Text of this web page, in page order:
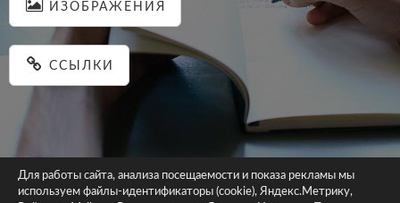
ИЗОБРАЖЕНИЯ
ССЫЛКИ
Для работы сайта, анализа посещаемости и показа рекламы мы
используем файлы-идентификаторы (cookie), Яндекс.Метрику,